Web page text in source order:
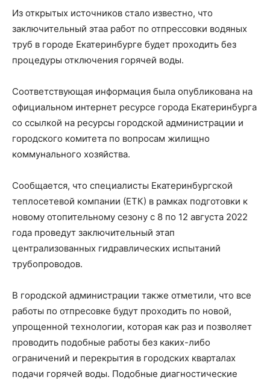
Из открытых источников стало известно, что
заключительный этаа работ по отпрессовки водяных
труб в городе Екатеринбурге будет проходить без
процедуры отключения горячей воды.
Соответствующая информация была опубликована на
официальном интернет ресурсе города Екатеринбурга
со ссылкой на ресурсы городской администрации и
городского комитета по вопросам жилищно
коммунального хозяйства.
Сообщается, что специалисты Екатеринбургской
теплосетевой компании (ЕТК) в рамках подготовки к
новому отопительному сезону с 8 по 12 августа 2022
года проведут заключительный этап
централизованных гидравлических испытаний
трубопроводов.
В городской администрации также отметили, что все
работы по отпресовке будут проходить по новой,
упрощенной технологии, которая как раз и позволяет
проводить подобные работы без каких-либо
ограничений и перекрытия в городских кварталах
подачи горячей воды. Подобные диагностические